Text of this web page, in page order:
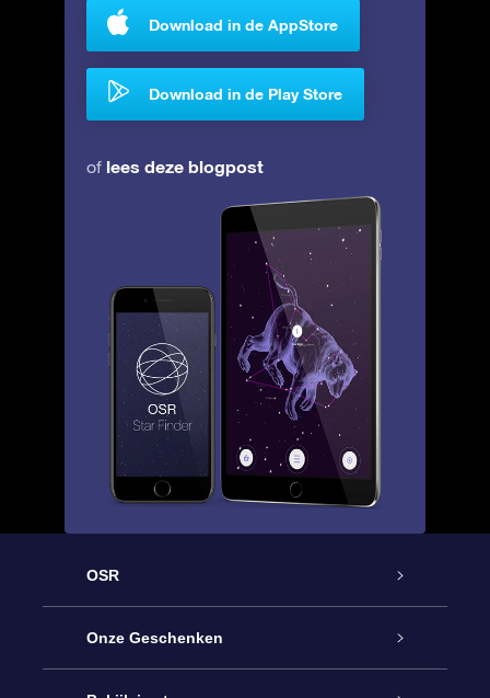
Download in de AppStore
Download in de Play Store
of lees deze blogpost
OSR
Service
Onze Geschenken